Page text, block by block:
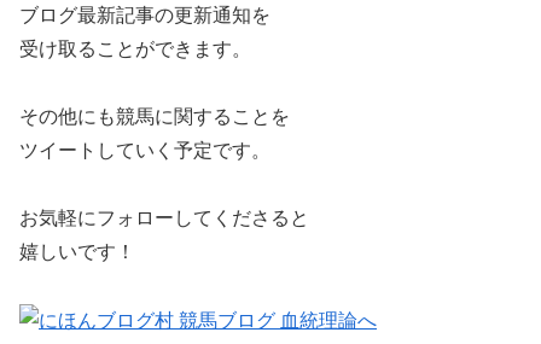
ブログ最新記事の更新通知を
受け取ることができます。
その他にも競馬に関することを
ツイートしていく予定です。
お気軽にフォローしてくださると
嬉しいです！